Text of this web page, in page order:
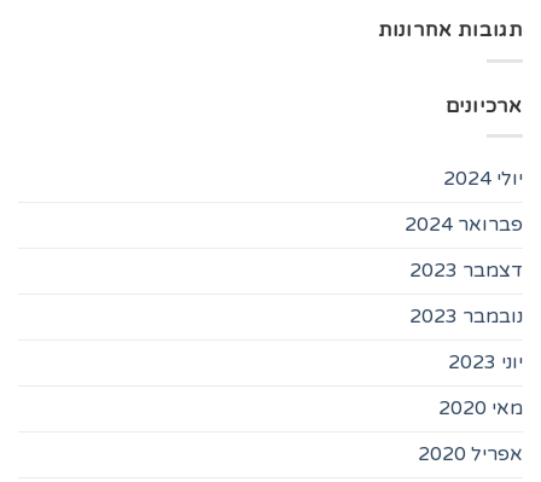
תגובות אחרונות
ארכיונים
יולי 2024
פברואר 2024
דצמבר 2023
נובמבר 2023
יוני 2023
מאי 2020
אפריל 2020